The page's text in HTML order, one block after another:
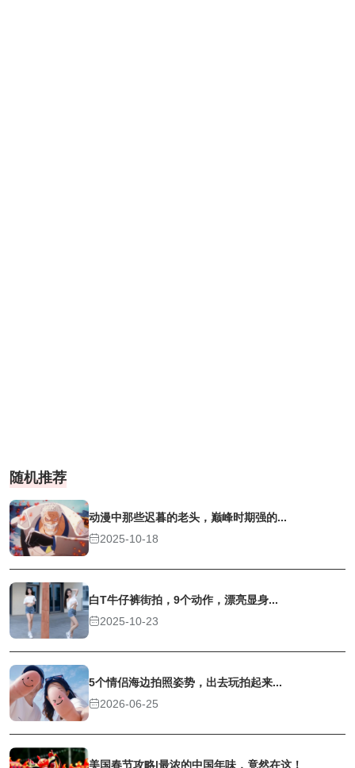
随机推荐
动漫中那些迟暮的老头，巅峰时期强的...
2025-10-18
白T牛仔裤街拍，9个动作，漂亮显身...
2025-10-23
5个情侣海边拍照姿势，出去玩拍起来...
2026-06-25
美国春节攻略|最浓的中国年味，竟然在这！